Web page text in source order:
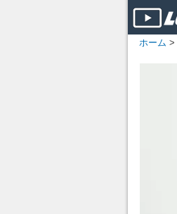
ホーム >